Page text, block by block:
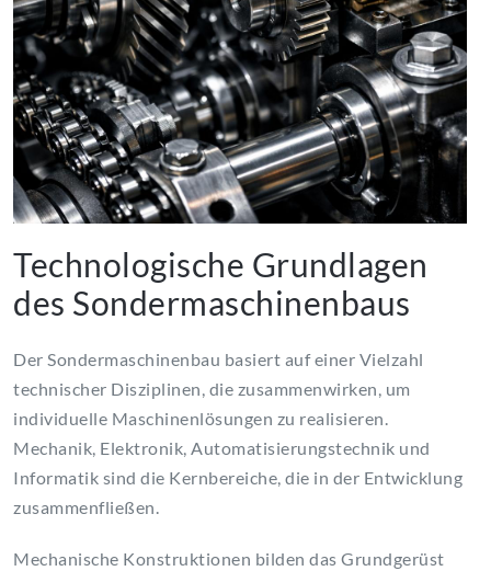
Technologische Grundlagen
des Sondermaschinenbaus
Der Sondermaschinenbau basiert auf einer Vielzahl
technischer Disziplinen, die zusammenwirken, um
individuelle Maschinenlösungen zu realisieren.
Mechanik, Elektronik, Automatisierungstechnik und
Informatik sind die Kernbereiche, die in der Entwicklung
zusammenfließen.
Mechanische Konstruktionen bilden das Grundgerüst